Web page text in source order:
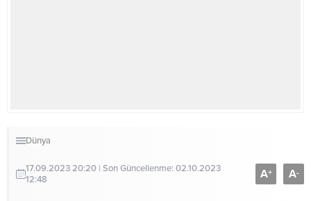
Dünya
17.09.2023 20:20 | Son Güncellenme: 02.10.2023
12:48
A+ A-